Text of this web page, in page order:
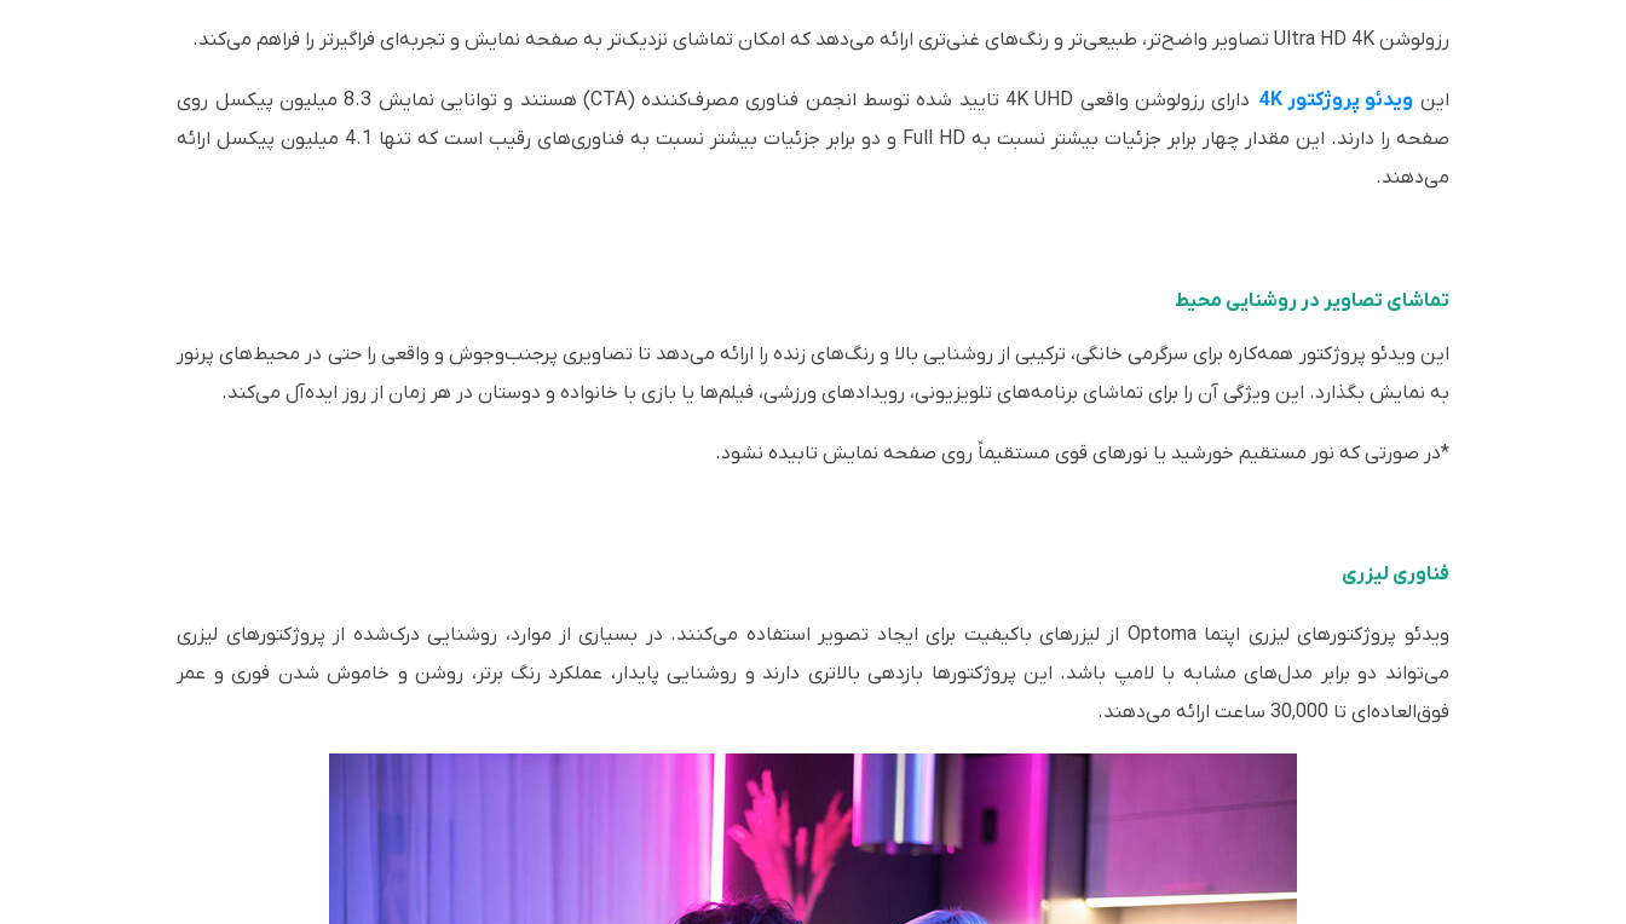
رزولوشن Ultra HD 4K تصاویر واضح‌تر، طبیعی‌تر و رنگ‌های غنی‌تری ارائه می‌دهد که امکان تماشای نزدیک‌تر به صفحه نمایش و تجربه‌ای فراگیرتر را فراهم می‌کند.
این ویدئو پروژکتور 4K
دارای رزولوشن واقعی 4K UHD تایید شده توسط انجمن فناوری مصرف‌کننده (CTA) هستند و توانایی نمایش 8.3 میلیون پیکسل روی
صفحه را دارند. این مقدار چهار برابر جزئیات بیشتر نسبت به Full HD و دو برابر جزئیات بیشتر نسبت به فناوری‌های رقیب است که تنها 4.1 میلیون پیکسل ارائه
می‌دهند.
تماشای تصاویر در روشنایی محیط
این ویدئو پروژکتور همه‌کاره برای سرگرمی خانگی، ترکیبی از روشنایی بالا و رنگ‌های زنده را ارائه می‌دهد تا تصاویری پرجنب‌وجوش و واقعی را حتی در محیط‌های پرنور
به نمایش بگذارد. این ویژگی آن را برای تماشای برنامه‌های تلویزیونی، رویدادهای ورزشی، فیلم‌ها یا بازی با خانواده و دوستان در هر زمان از روز ایده‌آل می‌کند.
*در صورتی که نور مستقیم خورشید یا نورهای قوی مستقیماً روی صفحه نمایش تابیده نشود.
فناوری لیزری
ویدئو پروژکتورهای لیزری اپتما Optoma از لیزرهای باکیفیت برای ایجاد تصویر استفاده می‌کنند. در بسیاری از موارد، روشنایی درک‌شده از پروژکتورهای لیزری
می‌تواند دو برابر مدل‌های مشابه با لامپ باشد. این پروژکتورها بازدهی بالاتری دارند و روشنایی پایدار، عملکرد رنگ برتر، روشن و خاموش شدن فوری و عمر
فوق‌العاده‌ای تا 30,000 ساعت ارائه می‌دهند.